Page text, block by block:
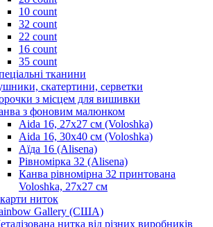
10 count
32 count
22 count
16 count
35 count
тканини
скатертини, серветки
з місцем для вишивки
з фоновим малюнком
Aida 16, 27х27 см (Voloshka)
Aida 16, 30х40 см (Voloshka)
Аїда 16 (Alisena)
Рівномірка 32 (Alisena)
Канва рівномірна 32 принтована
Voloshka, 27х27 см
ниток
Gallery (США)
нитка від різних виробників